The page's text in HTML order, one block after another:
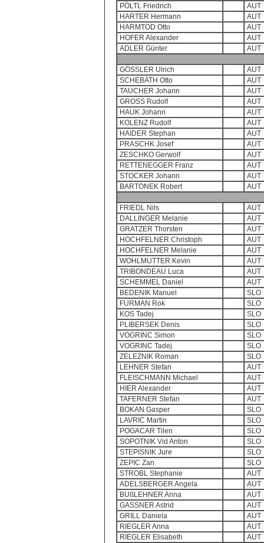
PÖLTL Friedrich
AUT
HARTER Hermann
AUT
HARMTOD Otto
AUT
HOFER Alexander
AUT
ADLER Günter
AUT
GÖSSLER Ulrich
AUT
SCHEBATH Otto
AUT
TAUCHER Johann
AUT
GROSS Rudolf
AUT
HAUK Johann
AUT
KOLENZ Rudolf
AUT
HAIDER Stephan
AUT
PRASCHK Josef
AUT
ZESCHKO Gerwolf
AUT
RETTENEGGER Franz
AUT
STOCKER Johann
AUT
BARTONEK Robert
AUT
FRIEDL Nils
AUT
DALLINGER Melanie
AUT
GRATZER Thorsten
AUT
HOCHFELNER Christoph
AUT
HOCHFELNER Melanie
AUT
WOHLMUTTER Kevin
AUT
TRIBONDEAU Luca
AUT
SCHEMMEL Daniel
AUT
BEDENIK Manuel
SLO
FURMAN Rok
SLO
KOS Tadej
SLO
PLIBERSEK Denis
SLO
VOGRINC Simon
SLO
VOGRINC Tadej
SLO
ZELEZNIK Roman
SLO
LEHNER Stefan
AUT
FLEISCHMANN Michael
AUT
HIER Alexander
AUT
TAFERNER Stefan
AUT
BOKAN Gasper
SLO
LAVRIC Martin
SLO
POGACAR Tilen
SLO
SOPOTNIK Vid Anton
SLO
STEPISNIK Jure
SLO
ZEPIC Zan
SLO
STROBL Stephanie
AUT
ADELSBERGER Angela
AUT
BUßLEHNER Anna
AUT
GASSNER Astrid
AUT
GRILL Daniela
AUT
RIEGLER Anna
AUT
RIEGLER Elisabeth
AUT